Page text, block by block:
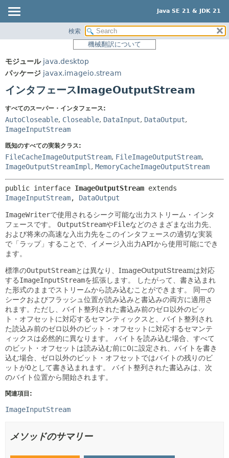
Java SE 21 & JDK 21
パッケージ
使用
ツリー
プレビュー
新規
非推奨
ヘルプ
サマリー:
ネスト済
メソッド
詳細:
メソッド
検索
機械翻訳について
モジュール java.desktop
パッケージ javax.imageio.stream
インタフェースImageOutputStream
すべてのスーパー・インタフェース:
AutoCloseable, Closeable, DataInput, DataOutput,
ImageInputStream
既知のすべての実装クラス:
FileCacheImageOutputStream, FileImageOutputStream,
ImageOutputStreamImpl , MemoryCacheImageOutputStream
public interface ImageOutputStream
ImageInputStream, DataOutput
ImageWriterで使用されるシーク可能な出力ストリーム・インタ
フェースです。
OutputStreamやFileなどのさまざまな出力先、
および将来の高速な入出力先をこのインタフェースの適切な実装
で「ラップ」することで、イメージ入出力APIから使用可能にでき
ます。
標準のOutputStreamとは異なり、ImageOutputStreamは対応
するImageInputStreamを拡張します。
したがって、書き込まれ
た形式のままでストリームから読み込むことができます。
同一の
シークおよびフラッシュ位置が読み込みと書込みの両方に適用さ
れます。ただし、バイト整列された書込み前のゼロ以外のビッ
ト・オフセットに対応するセマンティックスと、バイト整列され
た読込み前のゼロ以外のビット・オフセットに対応するセマンテ
ィックスは必然的に異なります。
バイトを読み込む場合、すべて
のビット・オフセットは読み込む前に0に設定され、バイトを書き
込む場合、ゼロ以外のビット・オフセットではバイトの残りのビ
ットが0として書き込まれます。
バイト整列された書込みは、次
のバイト位置から開始されます。
関連項目:
ImageInputStream
メソッドのサマリー